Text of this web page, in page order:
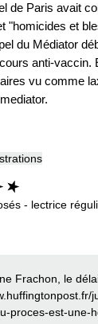
de Paris avait
"homicides et
du Médiator
anti-
vu comme
- lectrice
Frachon, le
proces-est-une-